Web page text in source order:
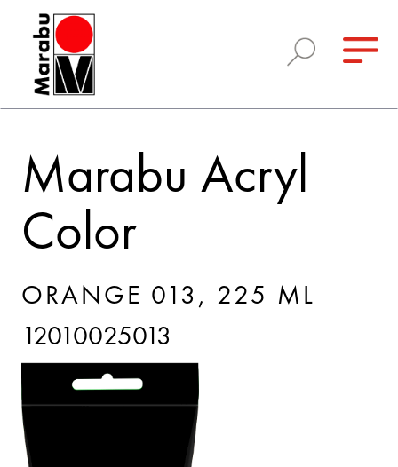
Marabu Acryl
Color
ORANGE 013, 225 ML
12010025013